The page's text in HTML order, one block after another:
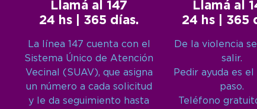
Llamá al 147
24 hs | 365 días.
La línea 147 cuenta con el
Sistema Único de Atención
Vecinal (SUAV), que asigna
un número a cada solicitud
y le da seguimiento hasta
Llamá al
24 hs | 365
De la violencia
salir.
Pedir ayuda es
paso.
Teléfono